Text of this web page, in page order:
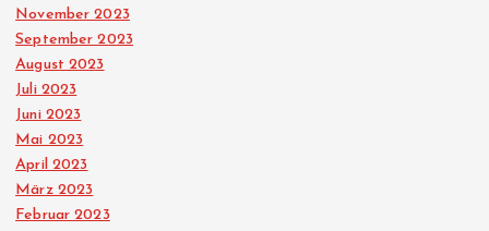
November 2023
September 2023
August 2023
Juli 2023
Juni 2023
Mai 2023
April 2023
März 2023
Februar 2023